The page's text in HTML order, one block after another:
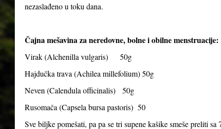
nezaslađeno u toku dana.
Čajna mešavina za neredovne, bolne i obilne menstruacije:
Virak (Alchenilla vulgaris) 50g
Hajdučka trava (Achilea millefolium) 50g
Neven (Calendula officinalis) 50g
Rusomača (Capsela bursa pastoris) 50
Sve biljke pomešati, pa pa se tri supene kašike smeše preliti